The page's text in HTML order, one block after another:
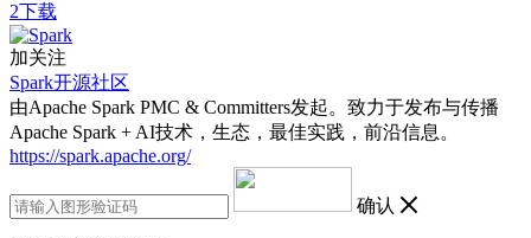
2下载
加关注
Spark开源社区
由Apache Spark PMC & Committers发起。致力于发布与传播
Apache Spark + AI技术，生态，最佳实践，前沿信息。
https://spark.apache.org/
确认